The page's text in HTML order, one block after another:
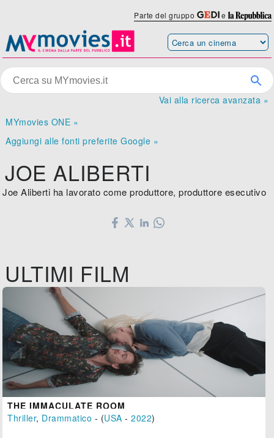
Parte del gruppo e
Vai alla ricerca avanzata »
MYmovies ONE »
Aggiungi alle fonti preferite Google »
JOE ALIBERTI
Joe Aliberti ha lavorato come produttore, produttore esecutivo
ULTIMI FILM
THE IMMACULATE ROOM
Thriller, Drammatico - (USA -2022)